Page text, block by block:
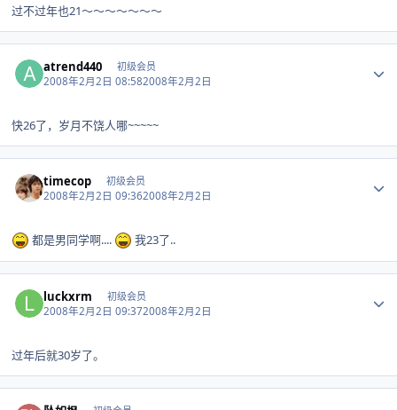
过不过年也21～～～～～～～
atrend440 初级会员
2008年2月2日 08:582008年2月2日
快26了，岁月不饶人哪~~~~~
timecop 初级会员
2008年2月2日 09:362008年2月2日
都是男同学啊.... 我23了..
luckxrm 初级会员
2008年2月2日 09:372008年2月2日
过年后就30岁了。